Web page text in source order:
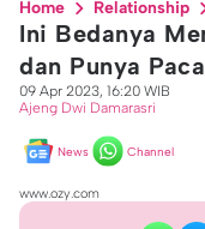
Home Relationship
Ini Bedanya
dan Punya
09 Apr 2023, 16:20 WIB
Ajeng Dwi Damarasri
News Channel
www.ozy.com